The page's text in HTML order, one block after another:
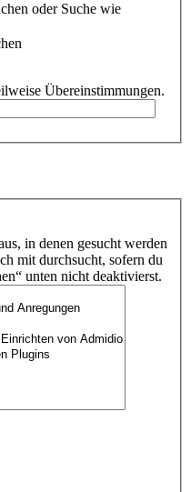
oder Suche wie
Übereinstimmungen.
in denen gesucht werden
mit durchsucht, sofern du
unten nicht deaktivierst.